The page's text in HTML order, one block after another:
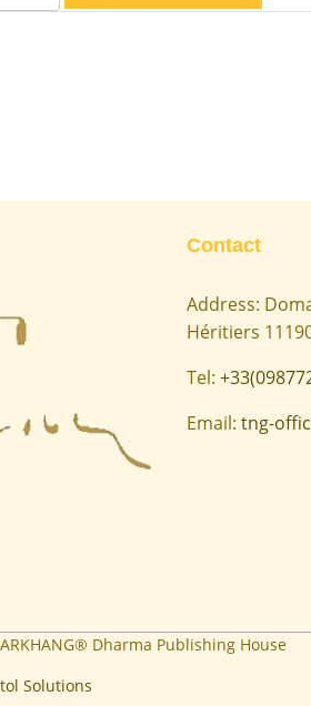
Contact
Address:
Héritiers
Tel:
Email: tng-
Dharma Publishing House
Solutions